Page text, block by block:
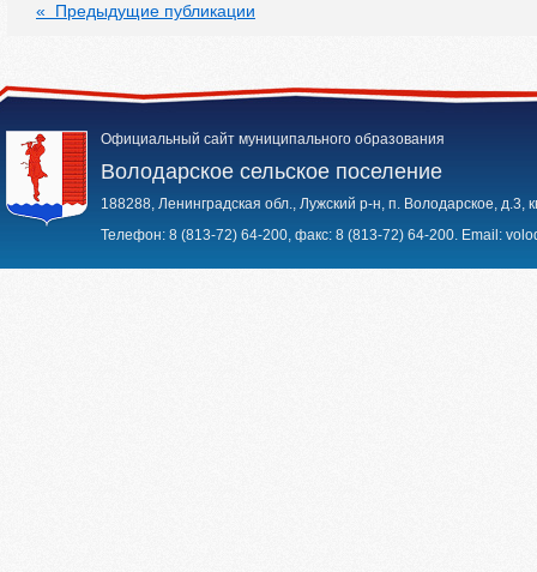
« Предыдущие публикации
Официальный сайт муниципального образования
Володарское сельское поселение
188288, Ленинградская обл., Лужский р-н, п. Володарское, д.3,
Телефон: 8 (813-72) 64-200, факс: 8 (813-72) 64-200. Email: